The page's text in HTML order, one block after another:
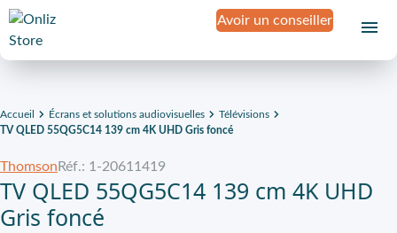
Avoir un conseiller
Accueil Écrans et solutions audiovisuelles
Télévisions
TV QLED 55QG5C14 139 cm 4K UHD Gris foncé
Thomson Réf.: 1-20611419
TV QLED 55QG5C14 139 cm 4K UHD
Gris foncé